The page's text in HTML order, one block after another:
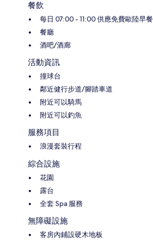
餐飲
每日 07:00 - 11:00 供應免費歐陸早餐
餐廳
酒吧/酒廊
活動資訊
撞球台
鄰近健行步道/腳踏車道
附近可以騎馬
附近可以釣魚
服務項目
浪漫套裝行程
綜合設施
花園
露台
全套 Spa 服務
無障礙設施
客房內鋪設硬木地板